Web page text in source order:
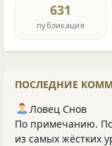
631
публикация
ПОСЛЕДНИЕ
Ловец Снов
По примечанию.
из самых жёстких